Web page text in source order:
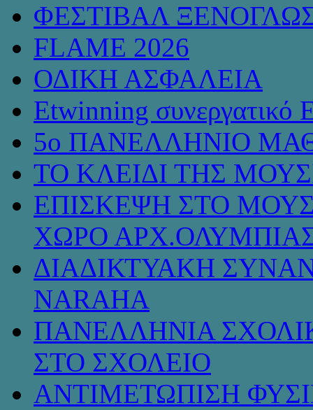
ΦΕΣΤΙΒΑΛ
FLAME 2026
ΟΔΙΚΗ ΑΣΦΑΛΕΙΑ
Etwinning συνεργατικό
5ο ΠΑΝΕΛΛΗΝΙΟ
ΤΟ ΚΛΕΙΔΙ ΤΗΣ
ΕΠΙΣΚΕΨΗ ΣΤΟ
ΧΩΡΟ
ΔΙΑΔΙΚΤΥΑΚΗ
NARAHA
ΠΑΝΕΛΛΗΝΙΑ
ΣΤΟ ΣΧΟΛΕΙΟ
ΑΝΤΙΜΕΤΩΠΙΣΗ